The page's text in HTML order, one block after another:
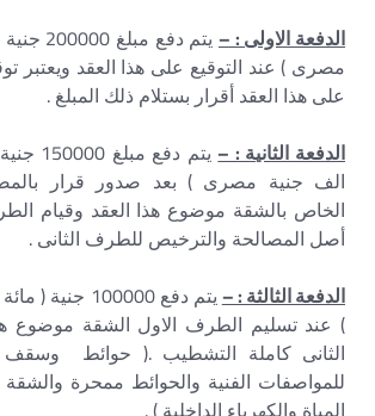
الدفعة الاولى : –
يتم دفع
مصرى ) عند التوقيع على هذا العقد ويعتبر
على هذا العقد أقرار بستلام ذلك المبلغ .
الدفعة الثانية : –
يتم
الف جنية مصرى ) بعد صدور قرار
الخاص بالشقة موضوع هذا العقد وقيام
أصل المصالحة والترخيص للطرف الثانى .
الدفعة الثالثة : –
يتم دفع
) عند تسليم الطرف الاول الشقة موضوع
الثانى كاملة التشطيب .( حوائط
للمواصفات الفنية والحوائط ممحرة